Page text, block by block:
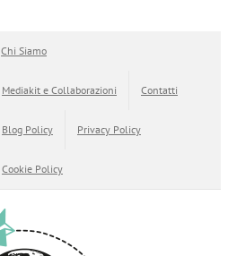
Chi Siamo
Mediakit e Collaborazioni Contatti
Blog Policy Privacy Policy
Cookie Policy